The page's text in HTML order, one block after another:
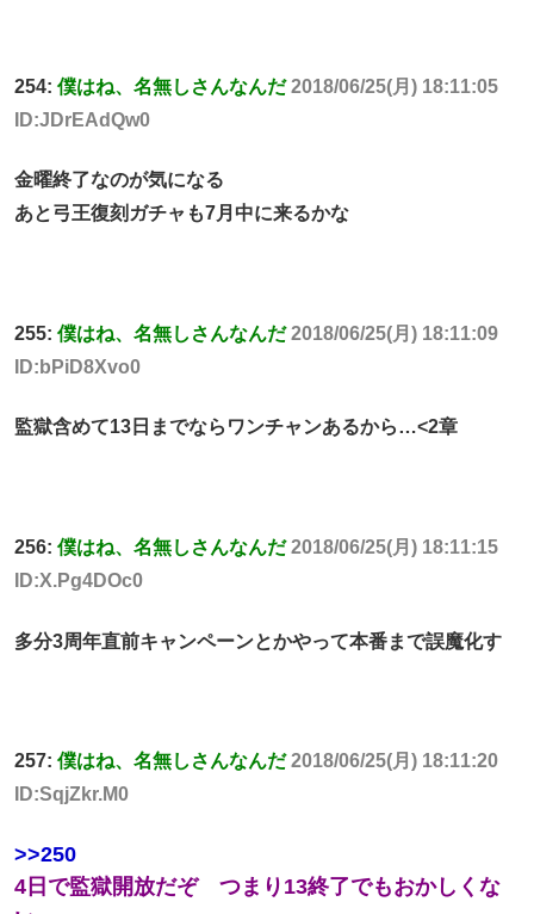
254: 僕はね、名無しさんなんだ 2018/06/25(月) 18:11:05
ID:JDrEAdQw0
金曜終了なのが気になる
あと弓王復刻ガチャも7月中に来るかな
255: 僕はね、名無しさんなんだ 2018/06/25(月) 18:11:09
ID:bPiD8Xvo0
監獄含めて13日までならワンチャンあるから…<2章
256: 僕はね、名無しさんなんだ 2018/06/25(月) 18:11:15
ID:X.Pg4DOc0
多分3周年直前キャンペーンとかやって本番まで誤魔化す
257: 僕はね、名無しさんなんだ 2018/06/25(月) 18:11:20
ID:SqjZkr.M0
>>250
4日で監獄開放だぞ つまり13終了でもおかしくな